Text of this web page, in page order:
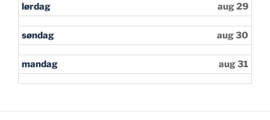
lørdag aug 29
søndag aug 30
mandag aug 31